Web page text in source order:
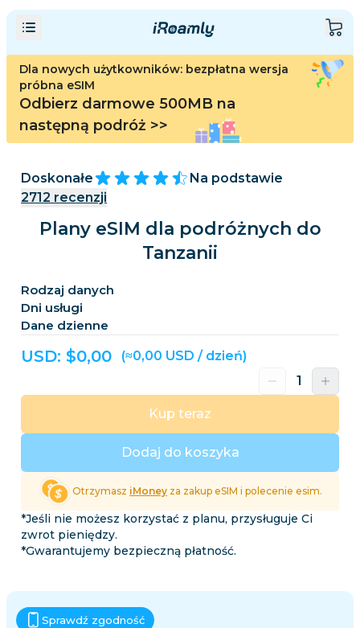
Dla nowych użytkowników: bezpłatna wersja
próbna eSIM
Odbierz darmowe 500MB na
następną podróż >>
Doskonałe
Na podstawie
2712 recenzji
Plany eSIM dla podróżnych do
Tanzanii
Rodzaj danych
Dni usługi
Dane dzienne
USD: $0,00 (≈0,00 USD / dzień)
Dodaj do koszyka
Kup teraz
Otrzymasz iMoney za zakup eSIM i polecenie esim.
*Jeśli nie możesz korzystać z planu, przysługuje Ci
zwrot pieniędzy.
*Gwarantujemy bezpieczną płatność.
Sprawdź zgodność